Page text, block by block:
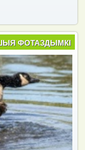
ФОТАЗДЫМКІ